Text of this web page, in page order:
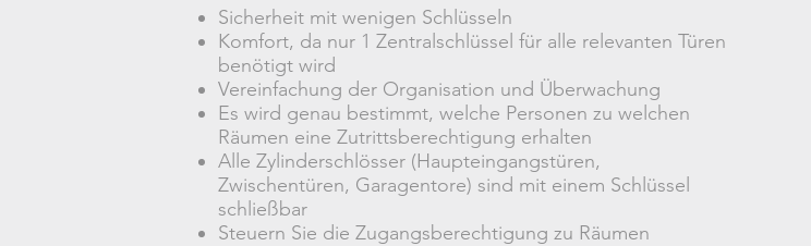
Sicherheit mit wenigen Schlüsseln
Komfort, da nur 1 Zentralschlüssel für alle relevanten Türen
benötigt wird
Vereinfachung der Organisation und Überwachung
Es wird genau bestimmt, welche Personen zu welchen
Räumen eine Zutrittsberechtigung erhalten
Alle Zylinderschlösser (Haupteingangstüren,
Zwischentüren, Garagentore) sind mit einem Schlüssel
schließbar
Steuern Sie die Zugangsberechtigung zu Räumen